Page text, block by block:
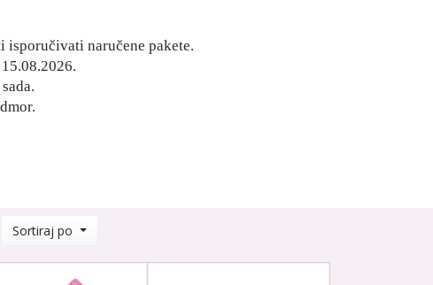
isporučivati naručene pakete.
Sortiraj po